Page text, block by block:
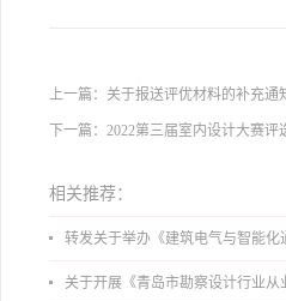
上一篇： 关于报送评优材料的补充通
下一篇： 2022第三届室内设计大赛评
相关推荐：
转发关于举办《建筑电气与智能化通用规范》 GB55024-
关于开展《青岛市勘察设计行业从业人员行为导则》、《青岛市住宅工程设计审查品质提升指